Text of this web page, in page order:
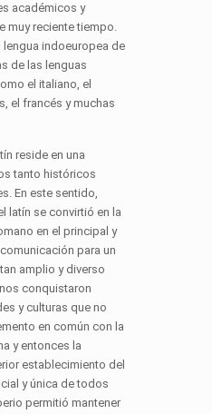
académicos y
muy reciente tiempo.
lengua indoeuropea de
de las lenguas
el italiano, el
el francés y muchas
reside en una
tanto históricos
En este sentido,
latín se convirtió en la
en el principal y
para un
amplio y diverso
conquistaron
y culturas que no
en común con la
y entonces la
establecimiento del
y única de todos
permitió mantener